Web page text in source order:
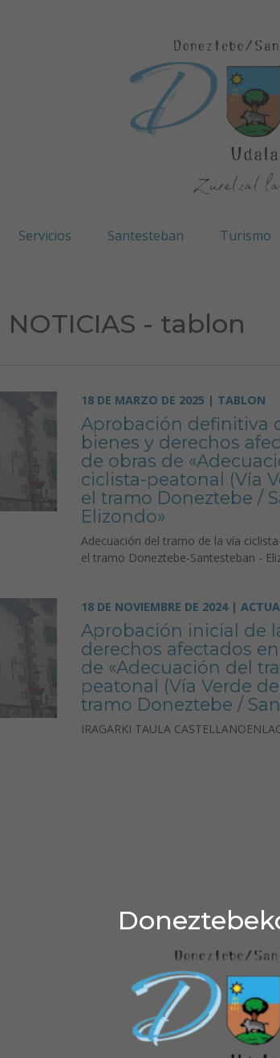
Servicios Santesteban Turismo
NOTICIAS - tablon
18 DE MARZO DE 2025 | TABLON
Aprobación definitiva
bienes y derechos
de obras de
ciclista-peatonal (Vía
el tramo Doneztebe /
Elizondo»
Adecuación del tramo de la vía
el tramo Doneztebe-Santesteban -
18 DE NOVIEMBRE DE 2024 |
Aprobación inicial de
derechos afectados
de «Adecuación del
peatonal (Vía Verde
tramo Doneztebe /
IRAGARKI TAULA